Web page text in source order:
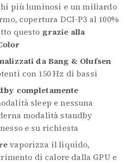
più luminosi e un miliardo
copertura DCI-P3 al 100%
questo grazie alla
da Bang & Olufsen
con 150 Hz di bassi
completamente
sleep e nessuna
modalità standby
e su richiesta
vaporizza il liquido,
di calore dalla GPU e